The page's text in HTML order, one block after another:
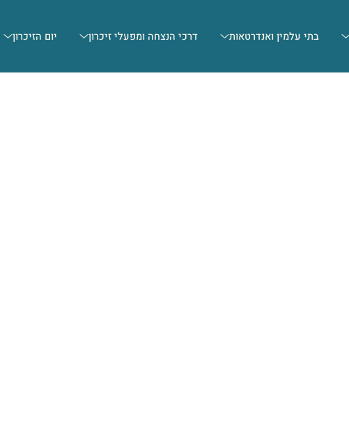
בתי עלמין ואנדרטאות דרכי הנצחה ומפעלי זיכרון יום הזיכרון